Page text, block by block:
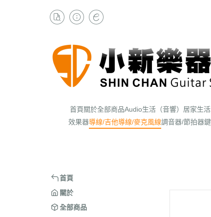
首頁關於全部商品Audio生活（音響） 居家生活
效果器導線/吉他導線/麥克風線調音器/節拍器
首頁
關於
全部商品